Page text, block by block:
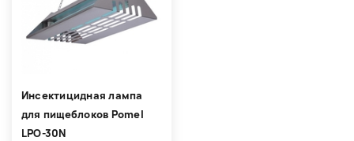
Инсектицидная лампа
для пищеблоков Pomel
LPO-30N